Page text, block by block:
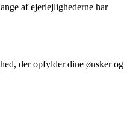
af ejerlejlighederne har
der opfylder dine ønsker og